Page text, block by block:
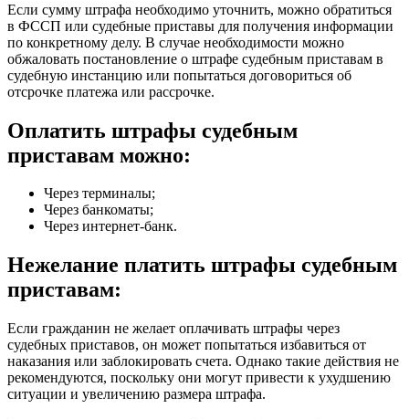
Если сумму штрафа необходимо уточнить, можно обратиться
в ФССП или судебные приставы для получения информации
по конкретному делу. В случае необходимости можно
обжаловать постановление о штрафе судебным приставам в
судебную инстанцию или попытаться договориться об
отсрочке платежа или рассрочке.
Оплатить штрафы судебным
приставам можно:
Через терминалы;
Через банкоматы;
Через интернет-банк.
Нежелание платить штрафы судебным
приставам:
Если гражданин не желает оплачивать штрафы через
судебных приставов, он может попытаться избавиться от
наказания или заблокировать счета. Однако такие действия не
рекомендуются, поскольку они могут привести к ухудшению
ситуации и увеличению размера штрафа.